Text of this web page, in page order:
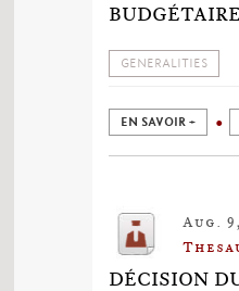
GENERALITIES
EN SAVOIR +
Aug.
DÉCISION